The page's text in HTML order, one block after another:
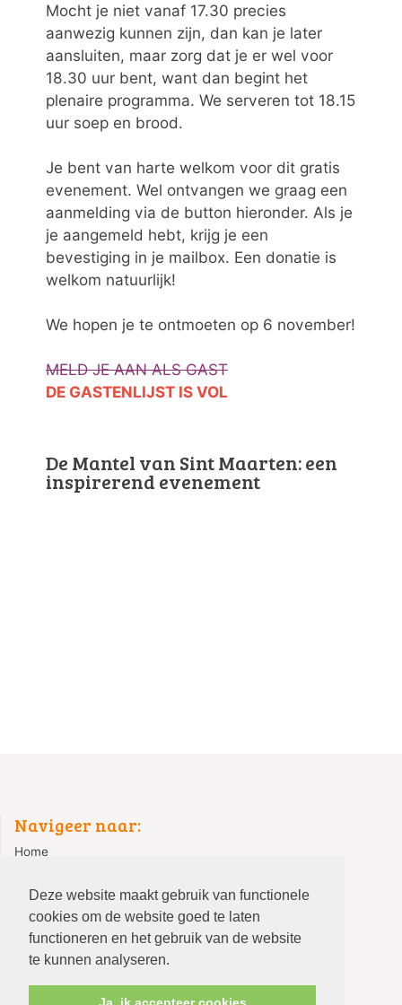
Deze website maakt gebruik van functionele
cookies om de website goed te laten
functioneren en het gebruik van de website
te kunnen analyseren.
Mocht je niet vanaf 17.30 precies
aanwezig kunnen zijn, dan kan je later
aansluiten, maar zorg dat je er wel voor
18.30 uur bent, want dan begint het
plenaire programma. We serveren tot 18.15
uur soep en brood.
Je bent van harte welkom voor dit gratis
evenement. Wel ontvangen we graag een
aanmelding via de button hieronder. Als je
je aangemeld hebt, krijg je een
bevestiging in je mailbox. Een donatie is
welkom natuurlijk!
We hopen je te ontmoeten op 6 november!
MELD JE AAN ALS GAST
DE GASTENLIJST IS VOL
De Mantel van Sint Maarten: een
inspirerend evenement
Navigeer naar:
Home
Over ons
Terugblik editie 2025